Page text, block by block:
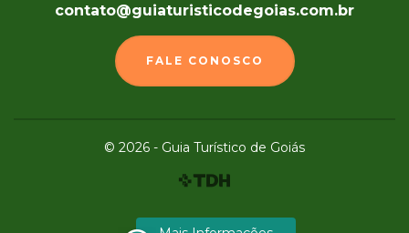
contato@guiaturisticodegoias.com.br
FALE CONOSCO
© 2026 - Guia Turístico de Goiás